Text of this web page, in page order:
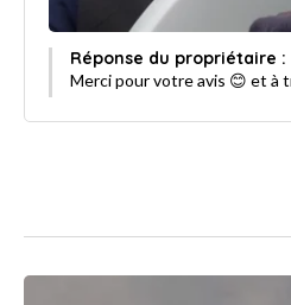
Réponse du propriétaire :
Merci pour votre avis 😊 et